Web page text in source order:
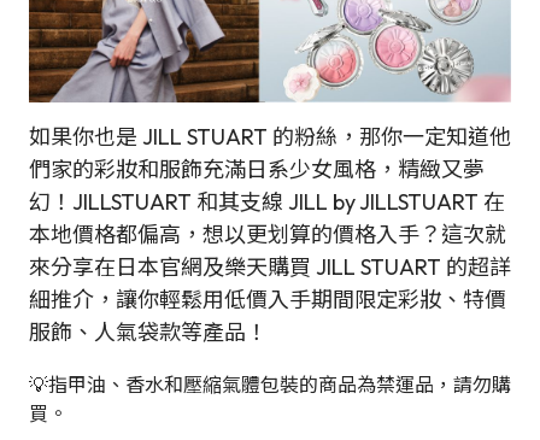
如果你也是 JILL STUART 的粉絲，那你一定知道他
們家的彩妝和服飾充滿日系少女風格，精緻又夢
幻！JILLSTUART 和其支線 JILL by JILLSTUART 在
本地價格都偏高，想以更划算的價格入手？這次就
來分享在日本官網及樂天購買 JILL STUART 的超詳
細推介，讓你輕鬆用低價入手期間限定彩妝、特價
服飾、人氣袋款等產品！
💡指甲油、香水和壓縮氣體包裝的商品為禁運品，請勿購
買。